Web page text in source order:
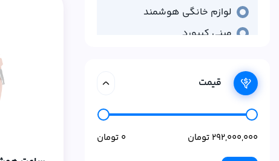
لوازم خانگی هوشمند
مینی کیبورد
قیمت